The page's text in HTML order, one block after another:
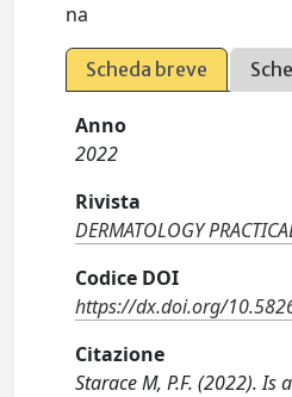
na
Scheda breve
Anno
2022
Rivista
DERMATOLOGY
Codice DOI
https://dx.doi.org/
Citazione
Starace M, P.F. (2022).